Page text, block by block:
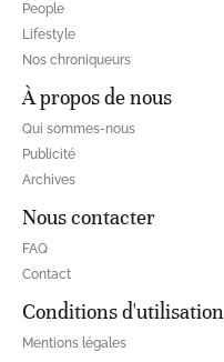
People
Lifestyle
Nos chroniqueurs
À propos de nous
Qui sommes-nous
Publicité
Archives
Nous contacter
FAQ
Contact
Conditions d'utilisation
Mentions légales